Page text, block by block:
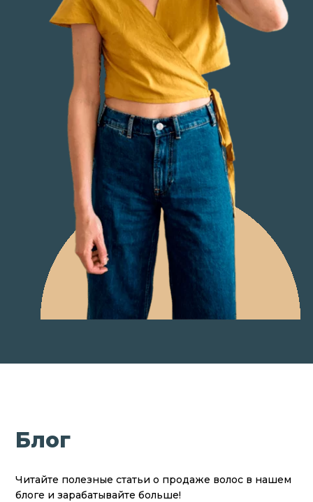
Блог
Читайте полезные статьи о продаже волос в нашем
блоге и зарабатывайте больше!